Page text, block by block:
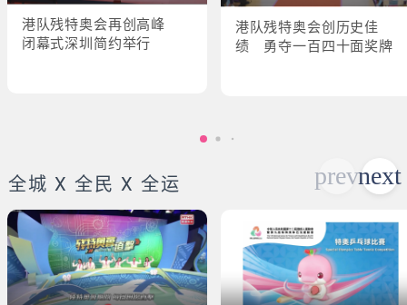
港队残特奥会再创高峰
闭幕式深圳简约举行
港队残特奥会创历史佳
绩 勇夺一百四十面奖牌
全城 X 全民 X 全运